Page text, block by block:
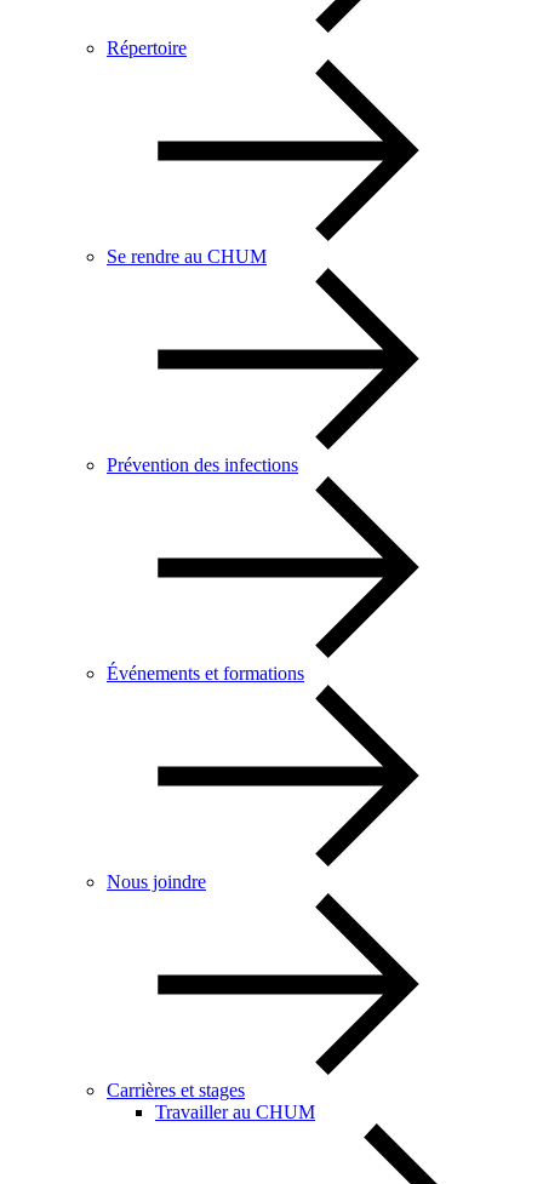
Répertoire
Se rendre au CHUM
Prévention des infections
Événements et formations
Nous joindre
Carrières et stages
Travailler au CHUM